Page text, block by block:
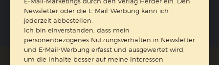
Facebook Instagram
Newsletter oder die E-Mail-Werbung kann ich
jederzeit abbestellen.
Ich bin einverstanden, dass mein
personenbezogenes Nutzungsverhalten in Newsletter
und E-Mail-Werbung erfasst und ausgewertet wird,
um die Inhalte besser auf meine Interessen